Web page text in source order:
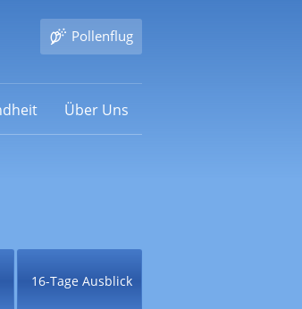
Pollenflug
Über Uns
16-Tage Ausblick